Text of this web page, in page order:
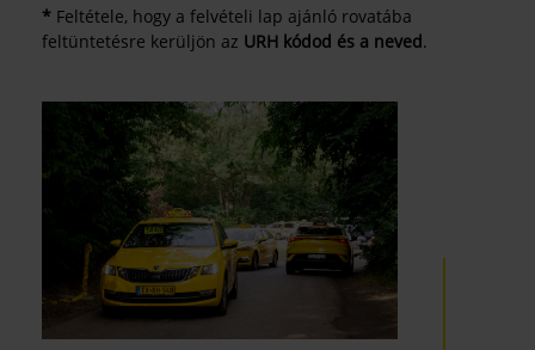
* Feltétele, hogy a felvételi lap ajánló rovatába
feltüntetésre kerüljön az URH kódod és a neved.